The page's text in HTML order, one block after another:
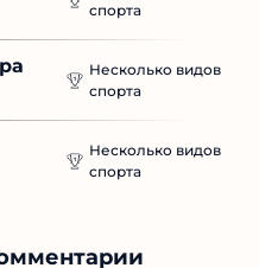
спорта
Несколько видов
спорта
Несколько видов
спорта